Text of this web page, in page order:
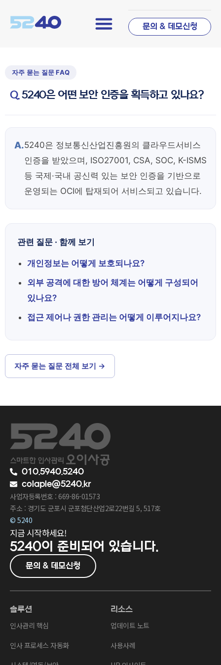
문의 & 데모신청
5240은 어떤 보안 인증을 획득하고 있나요?
A.5240은 정보통신산업진흥원의 클라우드서비스
인증을 받았으며, ISO27001, CSA, SOC, K-ISMS
등 국제·국내 공신력 있는 보안 인증을 기반으로
운영되는 OCI에 탑재되어 서비스되고 있습니다.
관련 질문 · 함께 보기
개인정보는 어떻게 보호되나요?
외부 공격에 대한 방어 체계는 어떻게 구성되어
있나요?
접근 제어나 권한 관리는 어떻게 이루어지나요?
자주 묻는 질문 전체 보기 →
010.5940.5240
colaple@5240.kr
사업자등록번호 : 669-86-01573
주소 : 경기도 군포시 군포첨단산업2로22번길 5, 517호
© 5240
지금 시작하세요!
5240이 준비되어 있습니다.
문의 & 데모신청
솔루션
인사관리 핵심
인사 프로세스 자동화
리소스
업데이트 노트
사용사례